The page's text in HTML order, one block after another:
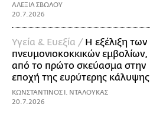
ΑΛΕΞΙΑ ΣΒΩΛΟΥ
20.7.2026
Υγεία & Ευεξία / Η εξέλιξη των
πνευμονιοκοκκικών εμβολίων,
από το πρώτο σκεύασμα στην
εποχή της ευρύτερης κάλυψης
ΚΩΝΣΤΑΝΤΙΝΟΣ Ι. ΝΤΑΛΟΥΚΑΣ
20.7.2026